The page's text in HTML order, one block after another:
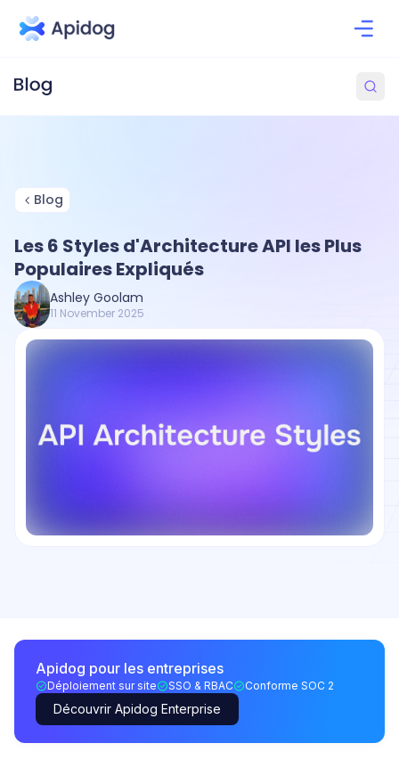
Blog
Les 6 Styles d'Architecture API les Plus
Populaires Expliqués
Ashley Goolam
11 November 2025
Apidog pour les entreprises
Déploiement sur site SSO & RBAC Conforme SOC 2
Découvrir Apidog Enterprise